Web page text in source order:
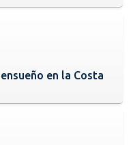
en la Costa